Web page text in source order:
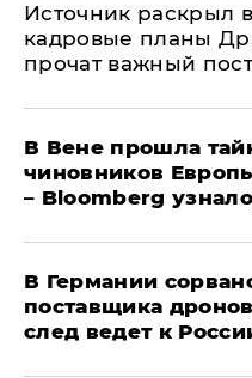
​Источник раскрыл
кадровые планы
прочат важный
В Вене прошла
чиновников
– Bloomberg
​В Германии
поставщика
след ведет к